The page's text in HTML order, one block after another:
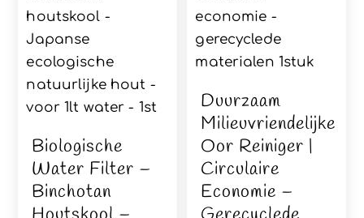
Biologische
Water Filter –
Binchotan
Duurzaam
Milieuvriendelijke
Oor Reiniger |
Circulaire
Economie –